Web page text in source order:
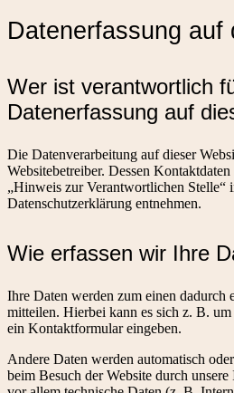
Datenerfassung auf
Wer ist verantwortlich
Datenerfassung auf
Die Datenverarbeitung auf dieser
Websitebetreiber. Dessen
„Hinweis zur Verantwortlichen Stelle“
Datenschutzerklärung entnehmen.
Wie erfassen wir Ihre
Ihre Daten werden zum einen dadurch
mitteilen. Hierbei kann es sich z. B.
ein Kontaktformular eingeben.
Andere Daten werden automatisch
beim Besuch der Website durch